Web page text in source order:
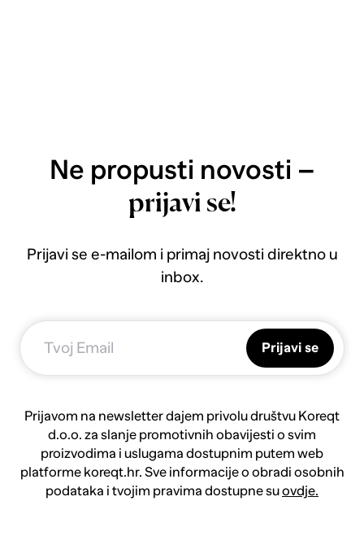
Ne propusti novosti –
prijavi se!
Prijavi se e-mailom i primaj novosti direktno u
inbox.
Prijavi se
Prijavom na newsletter dajem privolu društvu Koreqt
d.o.o. za slanje promotivnih obavijesti o svim
proizvodima i uslugama dostupnim putem web
platforme koreqt.hr. Sve informacije o obradi osobnih
podataka i tvojim pravima dostupne suovdje.